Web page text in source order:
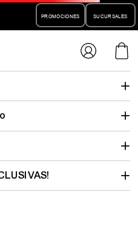
PROMOCIONES SUCURSALES
pantalon-
que buscabas…
para descubrir